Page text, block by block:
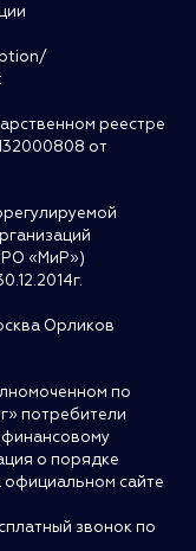
реестре
от
«МиР»)
Орликов
по
потребители
финансовому
о порядке
сайте
звонок по